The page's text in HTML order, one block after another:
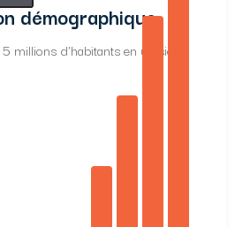
démographique
millions d'habitants en un siècle